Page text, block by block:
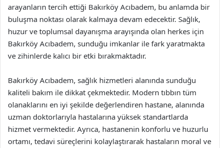
arayanların tercih ettiği Bakırköy Acıbadem, bu anlamda bir
buluşma noktası olarak kalmaya devam edecektir. Sağlık,
huzur ve toplumsal dayanışma arayışında olan herkes için
Bakırköy Acıbadem, sunduğu imkanlar ile fark yaratmakta
ve zihinlerde kalıcı bir etki bırakmaktadır.
Bakırköy Acıbadem, sağlık hizmetleri alanında sunduğu
kaliteli bakım ile dikkat çekmektedir. Modern tıbbın tüm
olanaklarını en iyi şekilde değerlendiren hastane, alanında
uzman doktorlarıyla hastalarına yüksek standartlarda
hizmet vermektedir. Ayrıca, hastanenin konforlu ve huzurlu
ortamı, tedavi süreçlerini kolaylaştırarak hastaların moral ve